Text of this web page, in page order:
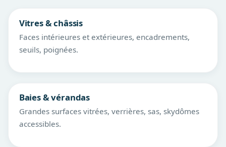
Vitres & châssis
Faces intérieures et extérieures, encadrements,
seuils, poignées.
Baies & vérandas
Grandes surfaces vitrées, verrières, sas, skydômes
accessibles.